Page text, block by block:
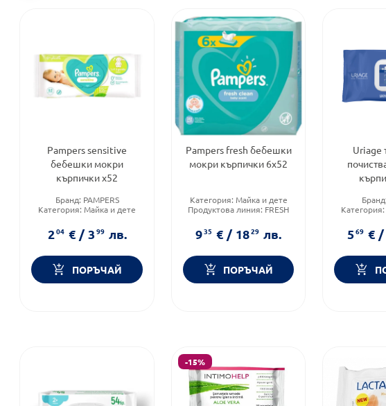
Pampers sensitive
бебешки мокри
кърпички х52
Бранд: PAMPERS
Категория: Майка и дете
кърпички
204 € / 399 лв.
ПОРЪЧАЙ
Pampers fresh бебешки
мокри кърпички 6х52
Категория: Майка и дете
Продуктова линия: FRESH
кърпички
935 € / 1829 лв.
ПОРЪЧАЙ
Uriage
Бранд:
Категория:
569 € /
-15%